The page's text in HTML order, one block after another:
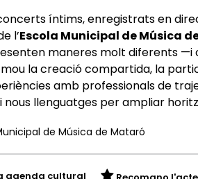
íntims, enregistrats en
l’Escola Municipal de Música
maneres molt diferents —i
la creació compartida, la
amb professionals de
nous llenguatges per ampliar
de Música de Mataró
agenda cultural